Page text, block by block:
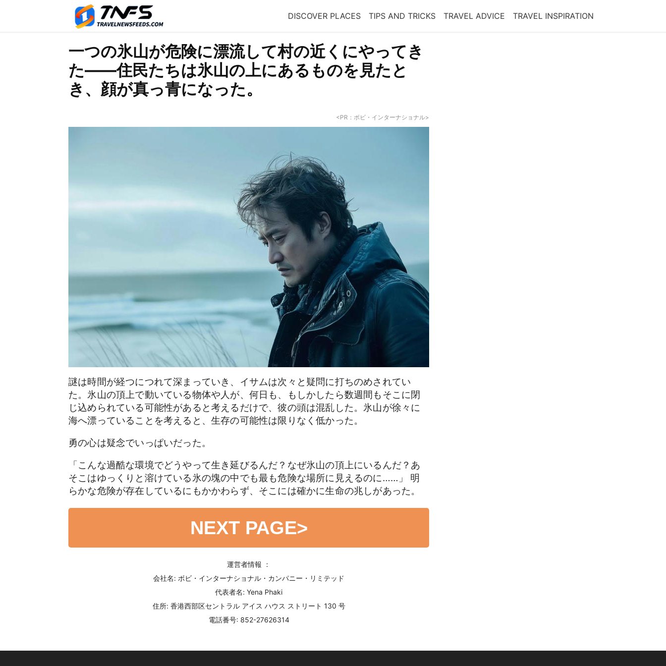
DISCOVER PLACES TIPS AND TRICKS TRAVEL ADVICE TRAVEL INSPIRATION
一つの氷山が危険に漂流して村の近くにやってき
た——住民たちは氷山の上にあるものを見たと
き、顔が真っ青になった。
<PR：ボビ・インターナショナル>
謎は時間が経つにつれて深まっていき、イサムは次々と疑問に打ちのめされてい
た。氷山の頂上で動いている物体や人が、何日も、もしかしたら数週間もそこに閉
じ込められている可能性があると考えるだけで、彼の頭は混乱した。氷山が徐々に
海へ漂っていることを考えると、生存の可能性は限りなく低かった。
勇の心は疑念でいっぱいだった。
「こんな過酷な環境でどうやって生き延びるんだ？なぜ氷山の頂上にいるんだ？あ
そこはゆっくりと溶けている氷の塊の中でも最も危険な場所に見えるのに……」 明
らかな危険が存在しているにもかかわらず、そこには確かに生命の兆しがあった。
NEXT PAGE>
運営者情報 ：
会社名: ボビ・インターナショナル・カンパニー・リミテッド
代表者名: Yena Phaki
住所: 香港西部区セントラル アイス ハウス ストリート 130 号
電話番号: 852-27626314